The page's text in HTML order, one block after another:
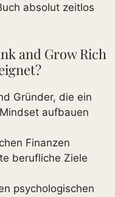
absolut zeitlos
and Grow Rich
Gründer, die ein
aufbauen
Finanzen
berufliche Ziele
psychologischen